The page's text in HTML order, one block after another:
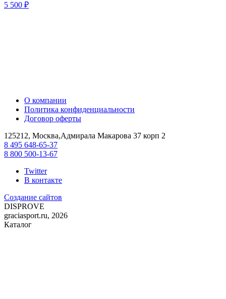
5 500 ₽
О компании
Политика конфиденциальности
Договор оферты
125212, Москва,Адмирала Макарова 37 корп 2
8 495 648-65-37
8 800 500-13-67
Twitter
В контакте
Создание сайтов
DISPROVE
graciasport.ru, 2026
Каталог